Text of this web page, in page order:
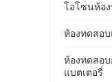
โอโซนห้อ
ห้องทดสอบ
ห้องทดสอบ
แบตเตอรี่